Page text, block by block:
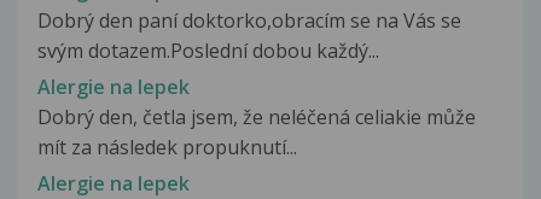
Dobrý den paní doktorko,obracím se na Vás se
svým dotazem.Poslední dobou každý...
Alergie na lepek
Dobrý den, četla jsem, že neléčená celiakie může
mít za následek propuknutí...
Alergie na lepek